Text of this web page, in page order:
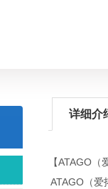
详细介
【ATAGO（
ATAGO（爱